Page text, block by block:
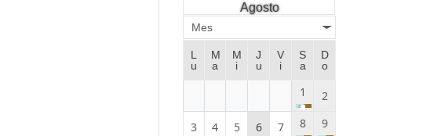
Agosto
Mes
L
u
M
a
M
i
J
u
V
i
S
a
D
o
1 2
3 4 5 6 7 8 9